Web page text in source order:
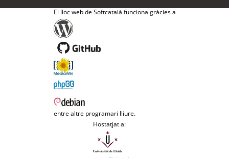
El lloc web de Softcatalà funciona gràcies a
entre altre programari lliure.
Hostatjat a: